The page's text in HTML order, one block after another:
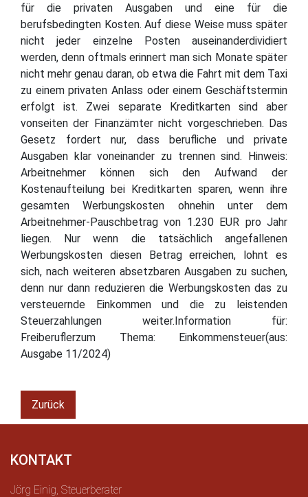
für die privaten Ausgaben und eine für die
berufsbedingten Kosten. Auf diese Weise muss später
nicht jeder einzelne Posten auseinanderdividiert
werden, denn oftmals erinnert man sich Monate später
nicht mehr genau daran, ob etwa die Fahrt mit dem Taxi
zu einem privaten Anlass oder einem Geschäftstermin
erfolgt ist. Zwei separate Kreditkarten sind aber
vonseiten der Finanzämter nicht vorgeschrieben. Das
Gesetz fordert nur, dass berufliche und private
Ausgaben klar voneinander zu trennen sind. Hinweis:
Arbeitnehmer können sich den Aufwand der
Kostenaufteilung bei Kreditkarten sparen, wenn ihre
gesamten Werbungskosten ohnehin unter dem
Arbeitnehmer-Pauschbetrag von 1.230 EUR pro Jahr
liegen. Nur wenn die tatsächlich angefallenen
Werbungskosten diesen Betrag erreichen, lohnt es
sich, nach weiteren absetzbaren Ausgaben zu suchen,
denn nur dann reduzieren die Werbungskosten das zu
versteuernde Einkommen und die zu leistenden
Steuerzahlungen weiter.Information für:
Freiberuflerzum Thema: Einkommensteuer(aus:
Ausgabe 11/2024)
Zurück
KONTAKT
Jörg Einig, Steuerberater